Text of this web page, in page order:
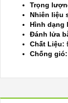
Trọng
Nhiên liệu
Hình dạng
Đánh lửa
Chất Liệu:
Chống gió: